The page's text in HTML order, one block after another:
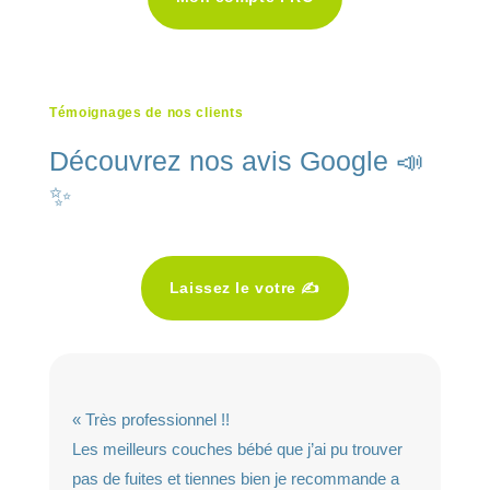
Témoignages de nos clients
Découvrez nos avis Google 📣
✨
Laissez le votre ✍️
« Très professionnel !!
Les meilleurs couches bébé que j’ai pu trouver
pas de fuites et tiennes bien je recommande a